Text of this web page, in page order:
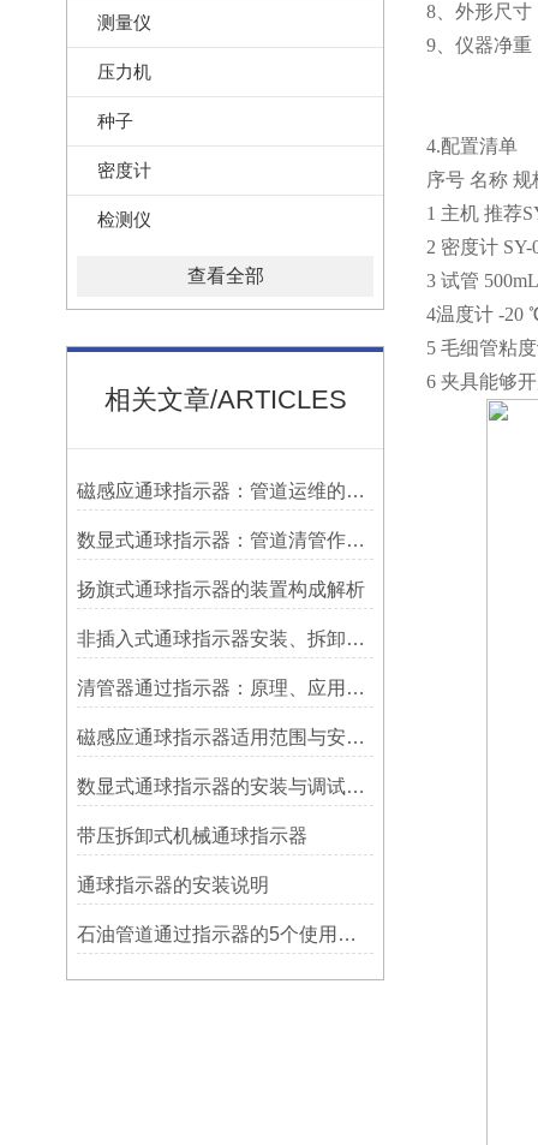
测量仪
压力机
种子
密度计
检测仪
查看全部
相关文章/ARTICLES
磁感应通球指示器：管道运维的隐形守护者
数显式通球指示器：管道清管作业的智能监测关键设备
扬旗式通球指示器的装置构成解析
非插入式通球指示器安装、拆卸灵活方便
清管器通过指示器：原理、应用与维护
磁感应通球指示器适用范围与安装方法
数显式通球指示器的安装与调试技巧
带压拆卸式机械通球指示器
​通球指示器的安装说明
石油管道通过指示器的5个使用说明
8、外形尺寸
9、仪器净重
4.配置清单
序号 名称
1 主机 推荐
2 密度计 SY-
3 试管
4温度计 -
5 毛细管粘
6 夹具能够